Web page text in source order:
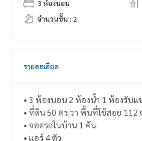
3 ห้องนอน
จำนวนชั้น : 2
รายละเอียด
• 3 ห้องนอน 2 ห้องน้ำ 1 ห้องรับแ
• ที่ดิน 50 ตร.วา พื้นที่ใช้สอย 112
• จอดรถในบ้าน 1 คัน
• แอร์ 4 ตัว